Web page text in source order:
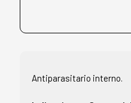
Antiparasitario interno.